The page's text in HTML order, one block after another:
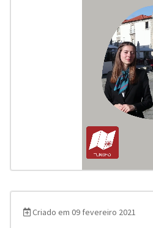
Criado em 09 fevereiro 2021